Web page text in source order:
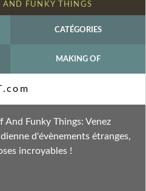
AND FUNKY THINGS
CATÉGORIES
MAKING OF
And Funky Things: Venez
d'évènements étranges,
incroyables !